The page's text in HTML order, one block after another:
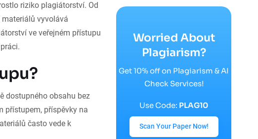
riziko plagiátorství. Od
vyvolává
ve veřejném přístupu
dostupného obsahu bez
přístupem, příspěvky na
často vede k
Worried About
Plagiarism?
Get 10% off on Plagiarism & AI
Check Services!
Use Code: PLAG10
Scan Your Paper Now!